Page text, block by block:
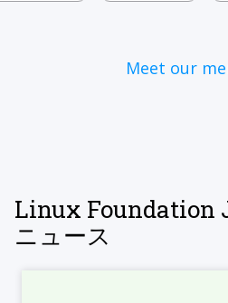
Meet our
Linux Foundation
ニュース